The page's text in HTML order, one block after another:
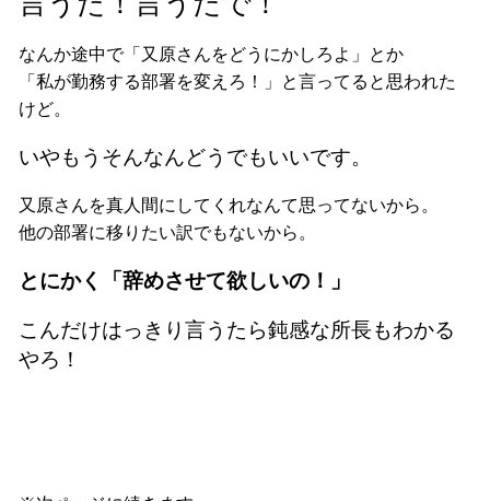
なんか途中で「又原さんをどうにかしろよ」とか
「私が勤務する部署を変えろ！」と言ってると思われた
けど。
いやもうそんなんどうでもいいです。
又原さんを真人間にしてくれなんて思ってないから。
他の部署に移りたい訳でもないから。
とにかく「辞めさせて欲しいの！」
こんだけはっきり言うたら鈍感な所長もわかる
やろ！